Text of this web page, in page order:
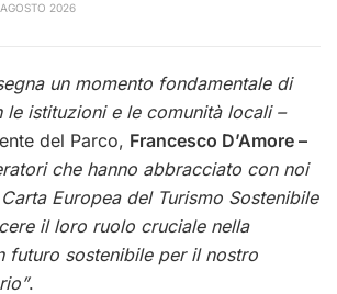
2026
un momento fondamentale di
le istituzioni e le comunità locali –
del Parco, Francesco D’Amore –
che hanno abbracciato con noi
Europea del Turismo Sostenibile
il loro ruolo cruciale nella
futuro sostenibile per il nostro
.